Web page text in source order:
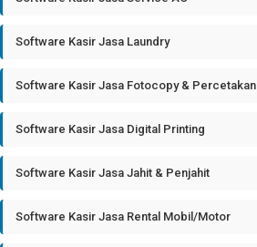
Software Kasir Jasa Laundry
Software Kasir Jasa Fotocopy & Percetakan
Software Kasir Jasa Digital Printing
Software Kasir Jasa Jahit & Penjahit
Software Kasir Jasa Rental Mobil/Motor